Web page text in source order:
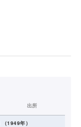
出所
（1949年）